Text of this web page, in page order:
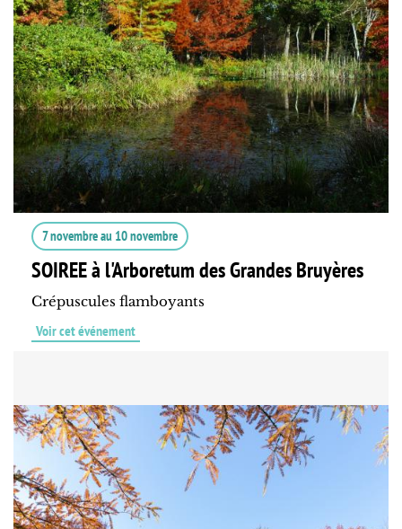
7 novembreau 10 novembre
SOIREE à l'Arboretum des Grandes Bruyères
Crépuscules flamboyants
Voir cet événement